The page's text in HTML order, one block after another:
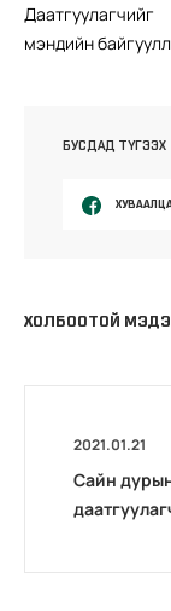
мэндийн
БУСДАД ТҮГЭЭХ
ХОЛБООТОЙ
2021.01.21
Сайн